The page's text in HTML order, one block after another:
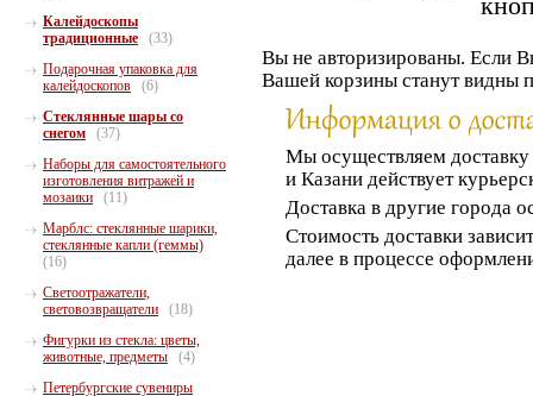
Вы не авторизированы. Если
Вашей корзины станут видны
Мы осуществляем доставку
и Казани действует
Доставка в другие города
Стоимость доставки
далее в процессе
Калейдоскопы
традиционные
(33)
Подарочная упаковка для
калейдоскопов
(6)
Стеклянные шары со
снегом
(37)
Наборы для самостоятельного
изготовления витражей и
мозаики
(11)
Марблс: стеклянные шарики,
стеклянные капли (геммы)
(16)
Светоотражатели,
световозвращатели
(18)
Фигурки из стекла: цветы,
животные, предметы
(4)
Петербургские сувениры